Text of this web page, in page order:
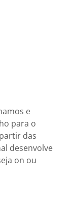
e
para o
das
desenvolve
on ou